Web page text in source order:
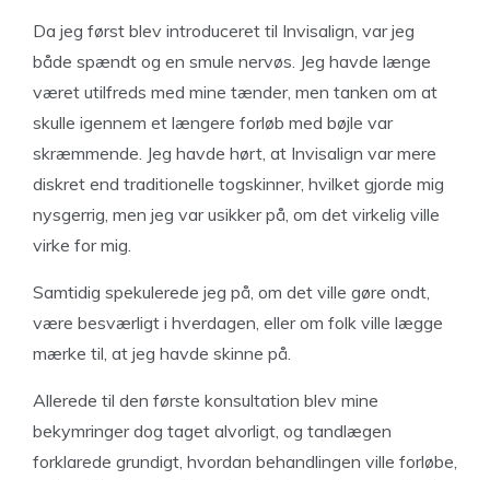
Da jeg først blev introduceret til Invisalign, var jeg
både spændt og en smule nervøs. Jeg havde længe
været utilfreds med mine tænder, men tanken om at
skulle igennem et længere forløb med bøjle var
skræmmende. Jeg havde hørt, at Invisalign var mere
diskret end traditionelle togskinner, hvilket gjorde mig
nysgerrig, men jeg var usikker på, om det virkelig ville
virke for mig.
Samtidig spekulerede jeg på, om det ville gøre ondt,
være besværligt i hverdagen, eller om folk ville lægge
mærke til, at jeg havde skinne på.
Allerede til den første konsultation blev mine
bekymringer dog taget alvorligt, og tandlægen
forklarede grundigt, hvordan behandlingen ville forløbe,